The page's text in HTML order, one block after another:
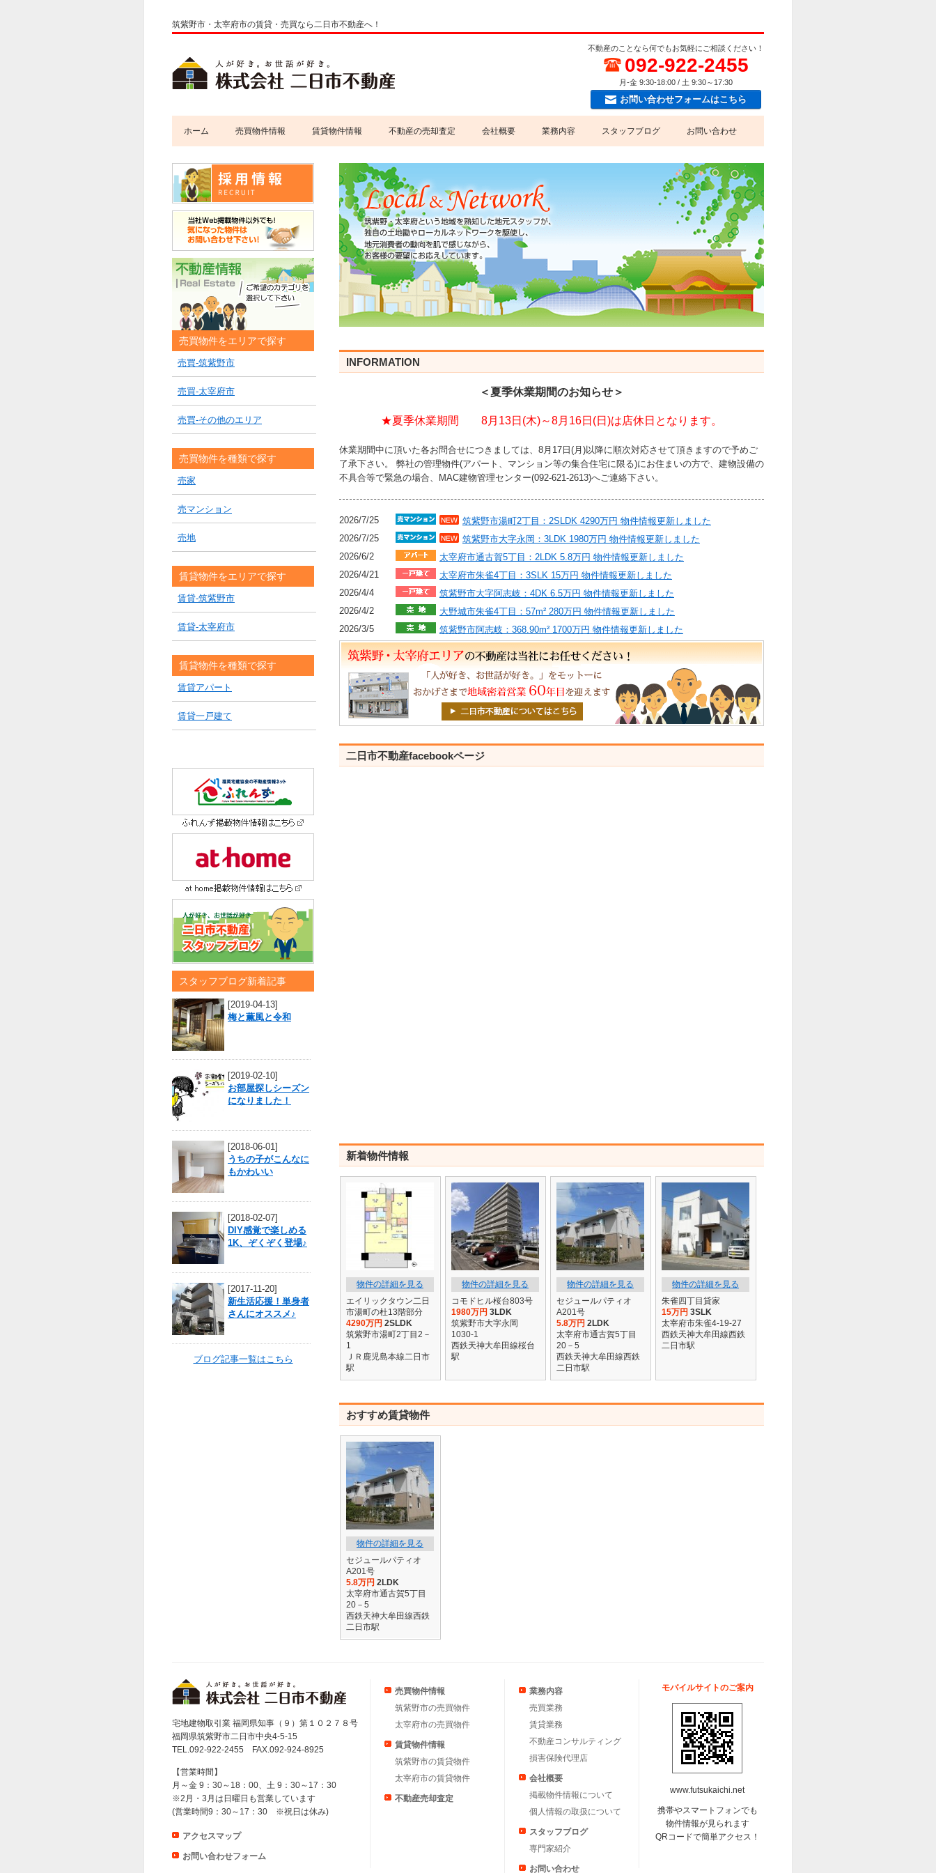
筑紫野市・太宰府市の賃貸・売買なら二日市不動産へ！
不動産のことなら何でもお気軽にご相談ください！
092-922-2455
月-金 9:30-18:00 / 土 9:30～17:30
お問い合わせフォームはこちら
ホーム 売買物件情報 賃貸物件情報 不動産の売却査定 会社概要
当社掲載物件情報について
個人情報の取扱いについて
業務内容
賃貸業務
不動産コンサルティング
スタッフブログ お問い合わせ
INFORMATION
＜夏季休業期間のお知らせ＞
★夏季休業期間 8月13日(木)～8月16日(日)は店休日となります。
休業期間中に頂いた各お問合せにつきましては、8月17日(月)以降に順次対応させて頂きますので予めご
了承下さい。 弊社の管理物件(アパート、マンション等の集合住宅に限る)にお住まいの方で、建物設備の
不具合等で緊急の場合、MAC建物管理センター(092-621-2613)へご連絡下さい。
2026/7/25
筑紫野市湯町2丁目：2SLDK 4290万円 物件情報更新しました
2026/7/25
筑紫野市大字永岡：3LDK 1980万円 物件情報更新しました
2026/6/2
太宰府市通古賀5丁目：2LDK 5.8万円 物件情報更新しました
2026/4/21
太宰府市朱雀4丁目：3SLK 15万円 物件情報更新しました
2026/4/4
筑紫野市大字阿志岐：4DK 6.5万円 物件情報更新しました
2026/4/2
大野城市朱雀4丁目：57m² 280万円 物件情報更新しました
2026/3/5
筑紫野市阿志岐：368.90m² 1700万円 物件情報更新しました
二日市不動産facebookページ
新着物件情報
物件の詳細を見る
エイリックタウン二日
市湯町の杜13階部分
4290万円 2SLDK
筑紫野市湯町2丁目2－
1
ＪＲ鹿児島本線二日市
駅
物件の詳細を見る
コモドヒル桜台803号
1980万円 3LDK
筑紫野市大字永岡
1030-1
西鉄天神大牟田線桜台
駅
物件の詳細を見る
セジュールパティオ
A201号
5.8万円 2LDK
太宰府市通古賀5丁目
20－5
西鉄天神大牟田線西鉄
二日市駅
物件の詳細を見る
朱雀四丁目貸家
15万円 3SLK
太宰府市朱雀4-19-27
西鉄天神大牟田線西鉄
二日市駅
おすすめ賃貸物件
物件の詳細を見る
セジュールパティオ
A201号
5.8万円 2LDK
太宰府市通古賀5丁目
20－5
西鉄天神大牟田線西鉄
二日市駅
売買物件をエリアで探す
売買-筑紫野市
売買-太宰府市
売買-その他のエリア
売買物件を種類で探す
売家
売マンション
売地
賃貸物件をエリアで探す
賃貸-筑紫野市
賃貸-太宰府市
賃貸物件を種類で探す
賃貸アパート
賃貸一戸建て
スタッフブログ新着記事
[2019-04-13]
梅と薫風と令和
[2019-02-10]
お部屋探しシーズン
になりました！
[2018-06-01]
うちの子がこんなに
もかわいい
[2018-02-07]
DIY感覚で楽しめる
1K、ぞくぞく登場♪
[2017-11-20]
新生活応援！単身者
さんにオススメ♪
ブログ記事一覧はこちら
宅地建物取引業 福岡県知事（９）第１０２７８号
福岡県筑紫野市二日市中央4-5-15
TEL.092-922-2455 FAX.092-924-8925
【営業時間】
月～金 9：30～18：00、土 9：30～17：30
※2月・3月は日曜日も営業しています
(営業時間9：30～17：30 ※祝日は休み)
アクセスマップ
お問い合わせフォーム
売買物件情報
筑紫野市の売買物件
太宰府市の売買物件
賃貸物件情報
筑紫野市の賃貸物件
太宰府市の賃貸物件
不動産売却査定
業務内容
売買業務
賃貸業務
不動産コンサルティング
損害保険代理店
会社概要
掲載物件情報について
個人情報の取扱について
スタッフブログ
専門家紹介
お問い合わせ
モバイルサイトのご案内
www.futsukaichi.net
携帯やスマートフォンでも
物件情報が見られます
QRコードで簡単アクセス！